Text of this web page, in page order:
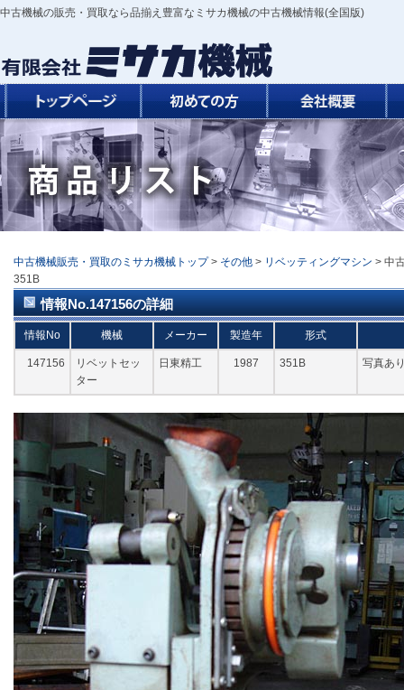
中古機械の販売・買取なら品揃え豊富なミサカ機械の中古機械情報(全国版)
中古機械販売・買取のミサカ機械トップ > その他 > リベッティングマシン > 中
351B
情報No.147156の詳細
情報No 機械 メーカー 製造年 形式
147156
リベットセッ
ター
日東精工 1987 351B 写真あ